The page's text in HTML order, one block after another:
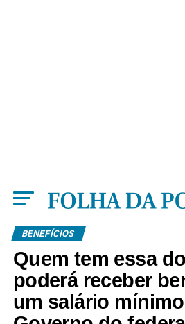
BENEFÍCIOS
Quem tem essa
poderá receber
um salário